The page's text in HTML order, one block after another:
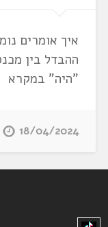
איך אומרים
ההבדל בין
"היה" במקרא
18/04/2024